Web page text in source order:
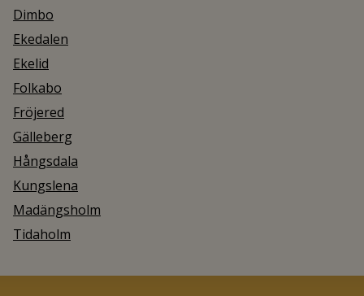
Dimbo
Ekedalen
Ekelid
Folkabo
Fröjered
Gälleberg
Hångsdala
Kungslena
Madängsholm
Tidaholm